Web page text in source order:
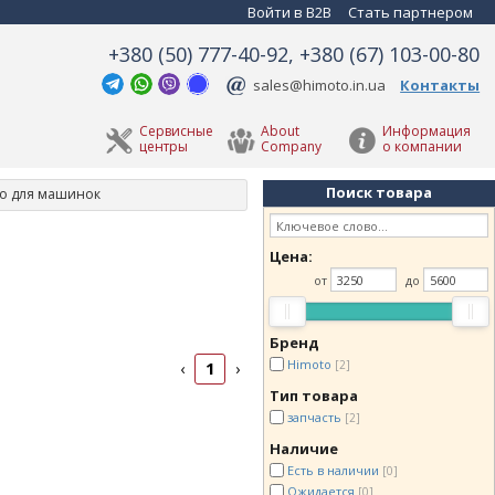
Войти в B2B Стать партнером
+380 (50) 777-40-92, +380 (67) 103-00-80
sales@himoto.in.ua Контакты
Информация
о компании
About
Company
Сервисные
центры
для машинок
‹ 1 ›
Поиск товара
Цена:
от до
Бренд
Himoto [2]
Тип товара
запчасть [2]
Наличие
Есть в наличии [0]
Ожидается [0]